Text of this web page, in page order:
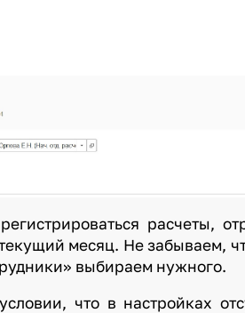
расчеты,
месяц. Не забываем,
выбираем нужного.
что в настройках